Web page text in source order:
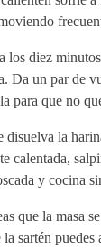
los diez
Da un par de
para que no
disuelva la
calentada,
y cocina
que la masa
la sartén